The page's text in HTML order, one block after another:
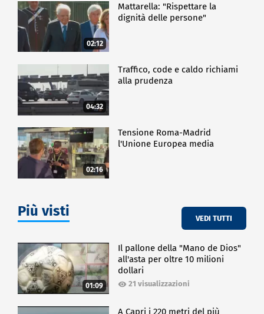
02:12
Mattarella: "Rispettare la
dignità delle persone"
04:32
Traffico, code e caldo richiami
alla prudenza
02:16
Tensione Roma-Madrid
l'Unione Europea media
Più visti VEDI TUTTI
01:09
Il pallone della "Mano de Dios"
all'asta per oltre 10 milioni
dollari
21 visualizzazioni
A Capri i 220 metri del più